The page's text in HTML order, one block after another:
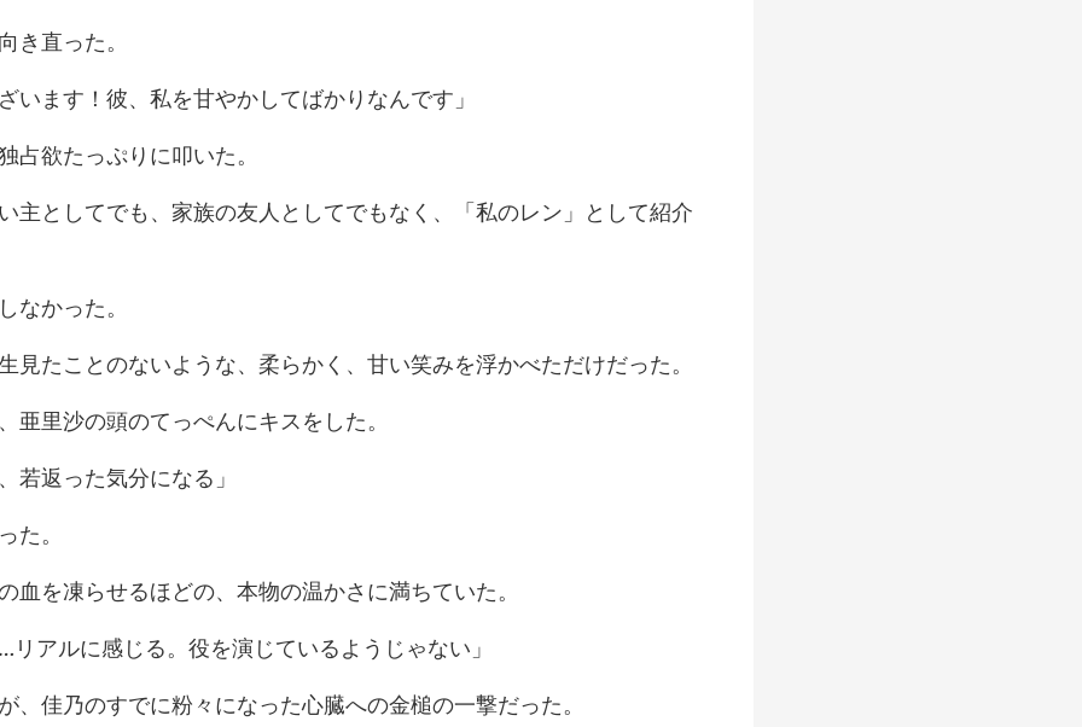
ます！彼、私を甘や
占欲たっ
、家族の友人としてでもなく、
ないような、柔らかく、甘い
亜里沙の頭のてっ
若返った
凍らせるほどの、本物
ルに感じる。役を演じ
のすでに粉々になった心